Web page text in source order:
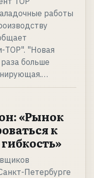
работы
ТОР". "Новая
больше
«Рынок
к
Петербурге